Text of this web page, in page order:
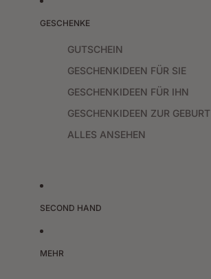
GESCHENKE
GUTSCHEIN
GESCHENKIDEEN FÜR SIE
GESCHENKIDEEN FÜR IHN
GESCHENKIDEEN ZUR GEBURT
ALLES ANSEHEN
SECOND HAND
MEHR